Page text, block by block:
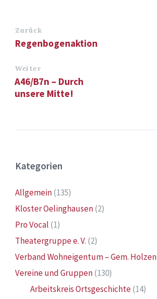
Zurück
Regenbogenaktion
Weiter
A46/B7n – Durch
unsere Mitte!
Kategorien
Allgemein(135)
Kloster Oelinghausen(2)
Pro Vocal (1)
Theatergruppe e. V. (2)
Verband Wohneigentum – Gem. Holzen
Vereine und Gruppen(130)
Arbeitskreis Ortsgeschichte(14)